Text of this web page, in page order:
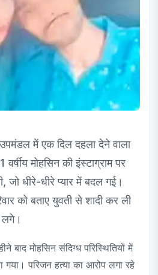
में एक दिल दहला देने वाला
मोहसिन की इंस्टाग्राम पर
जो धीरे-धीरे प्यार में बदल गई।
को बताए युवती से शादी कर ली
लगे।
बाद मोहसिन संदिग्ध परिस्थितियों में
परिजन हत्या का आरोप लगा रहे